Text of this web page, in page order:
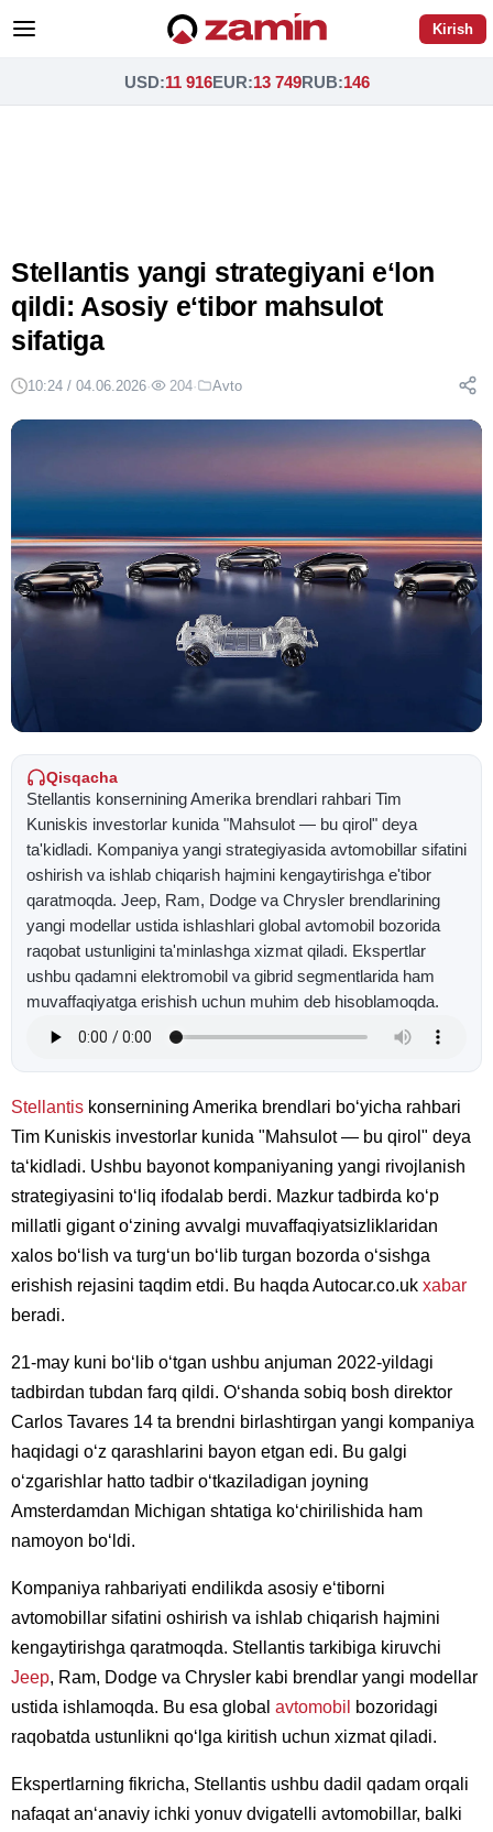
Kirish
USD:11 916EUR:13 749RUB:146
Stellantis yangi strategiyani eʻlon
qildi: Asosiy eʻtibor mahsulot
sifatiga
10:24 / 04.06.2026· 204· Avto
Qisqacha
Stellantis konsernining Amerika brendlari rahbari Tim
Kuniskis investorlar kunida "Mahsulot — bu qirol" deya
ta'kidladi. Kompaniya yangi strategiyasida avtomobillar sifatini
oshirish va ishlab chiqarish hajmini kengaytirishga e'tibor
qaratmoqda. Jeep, Ram, Dodge va Chrysler brendlarining
yangi modellar ustida ishlashlari global avtomobil bozorida
raqobat ustunligini ta'minlashga xizmat qiladi. Ekspertlar
ushbu qadamni elektromobil va gibrid segmentlarida ham
muvaffaqiyatga erishish uchun muhim deb hisoblamoqda.
Stellantis konsernining Amerika brendlari boʻyicha rahbari
Tim Kuniskis investorlar kunida "Mahsulot — bu qirol" deya
taʻkidladi. Ushbu bayonot kompaniyaning yangi rivojlanish
strategiyasini toʻliq ifodalab berdi. Mazkur tadbirda koʻp
millatli gigant oʻzining avvalgi muvaffaqiyatsizliklaridan
xalos boʻlish va turgʻun boʻlib turgan bozorda oʻsishga
erishish rejasini taqdim etdi. Bu haqda Autocar.co.uk xabar
beradi.
21-may kuni boʻlib oʻtgan ushbu anjuman 2022-yildagi
tadbirdan tubdan farq qildi. Oʻshanda sobiq bosh direktor
Carlos Tavares 14 ta brendni birlashtirgan yangi kompaniya
haqidagi oʻz qarashlarini bayon etgan edi. Bu galgi
oʻzgarishlar hatto tadbir oʻtkaziladigan joyning
Amsterdamdan Michigan shtatiga koʻchirilishida ham
namoyon boʻldi.
Kompaniya rahbariyati endilikda asosiy eʻtiborni
avtomobillar sifatini oshirish va ishlab chiqarish hajmini
kengaytirishga qaratmoqda. Stellantis tarkibiga kiruvchi
Jeep, Ram, Dodge va Chrysler kabi brendlar yangi modellar
ustida ishlamoqda. Bu esa global avtomobil
bozoridagi
raqobatda ustunlikni qoʻlga kiritish uchun xizmat qiladi.
Ekspertlarning fikricha, Stellantis ushbu dadil qadam orqali
nafaqat anʻanaviy ichki yonuv dvigatelli avtomobillar, balki